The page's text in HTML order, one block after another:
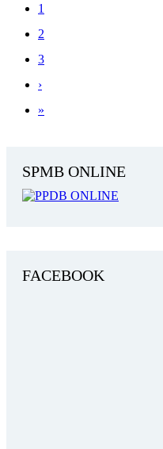
1
2
3
›
»
SPMB ONLINE
FACEBOOK